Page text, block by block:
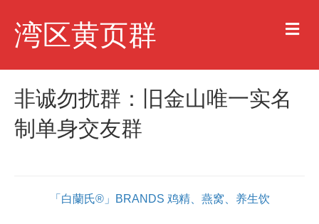
湾区黄页群 M
e
u
非诚勿扰群：旧金山唯一实名
制单身交友群
「白蘭氏®」BRANDS 鸡精、燕窝、养生饮